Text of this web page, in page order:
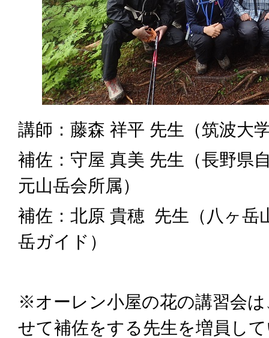
講師：藤森 祥平 先生（筑波大
補佐： 守屋 真美 先生（長野県
元山岳会所属）
補佐： 北原 貴穂 先生（八ヶ岳
岳ガイド）
※オーレン小屋の花の講習会
せて補佐をする先生を増員し